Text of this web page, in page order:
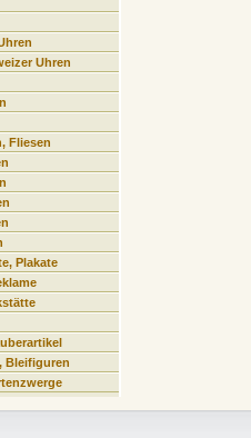
Uhren
Fliesen
Plakate
Bleifiguren